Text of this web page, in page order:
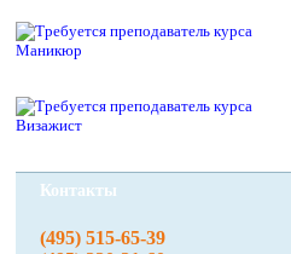
Контакты
(495) 515-65-39